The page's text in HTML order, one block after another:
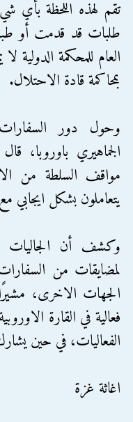
تقم لهذه اللحظة بأي
طلبات قد قدمت أو
العام للمحكمة
بمحاكمة قادة الاحتلال.
وحول دور
الجماهيري باوروبا،
مواقف السلطة من
يتعاملون بشكل ايجابي
وكشف أن
لمضايقات من
الجهات الاخرى،
فعالية في القارة
الفعاليات، في حين
اغاثة غزة